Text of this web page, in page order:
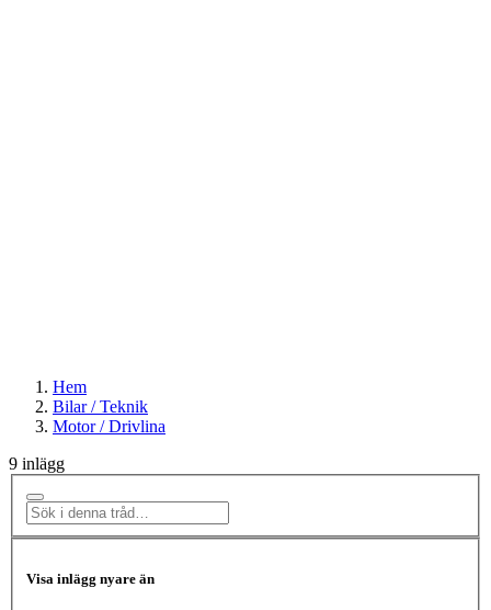
Hem
Bilar / Teknik
Motor / Drivlina
9 inlägg
Visa inlägg nyare än